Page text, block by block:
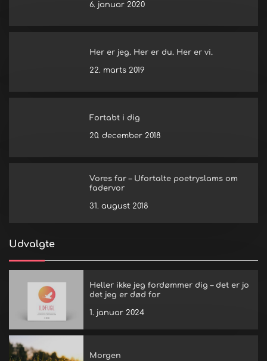
6. januar 2020
Her er jeg. Her er du. Her er vi.
22. marts 2019
Fortabt i dig
20. december 2018
Vores far – Ufortalte poetryslams om
fadervor
31. august 2018
Udvalgte
Heller ikke jeg fordømmer dig – det er jo
det jeg er død for
1. januar 2024
Morgen